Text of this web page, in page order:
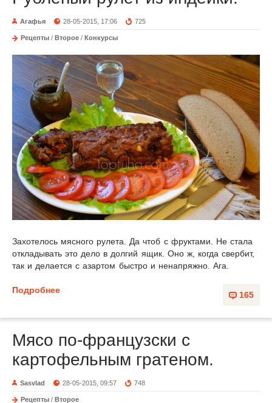
Агафья 28-05-2015, 17:06 725
Рецепты / Второе / Конкурсы
Захотелось мясного рулета. Да чтоб с фруктами. Не стала
откладывать это дело в долгий ящик. Оно ж, когда свербит,
так и делается с азартом быстро и ненапряжно. Ага.
165
Подробнее
Мясо по-французски с
картофельным гратеном.
Sasvlad 28-05-2015, 09:57 748
Рецепты / Второе